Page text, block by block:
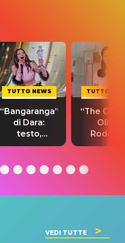
TUTTO NEWS
“Bangaranga”
di Dara:
testo,
traduzione e
del singolo
TUTTO
“The
Olivia
testo,
VEDI TUTTE